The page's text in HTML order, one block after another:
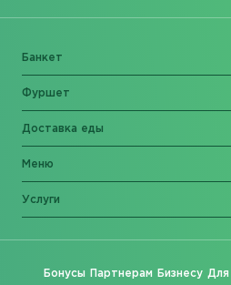
Банкет
Фуршет
Доставка еды
Меню
Услуги
Бонусы Партнерам Бизнесу Для